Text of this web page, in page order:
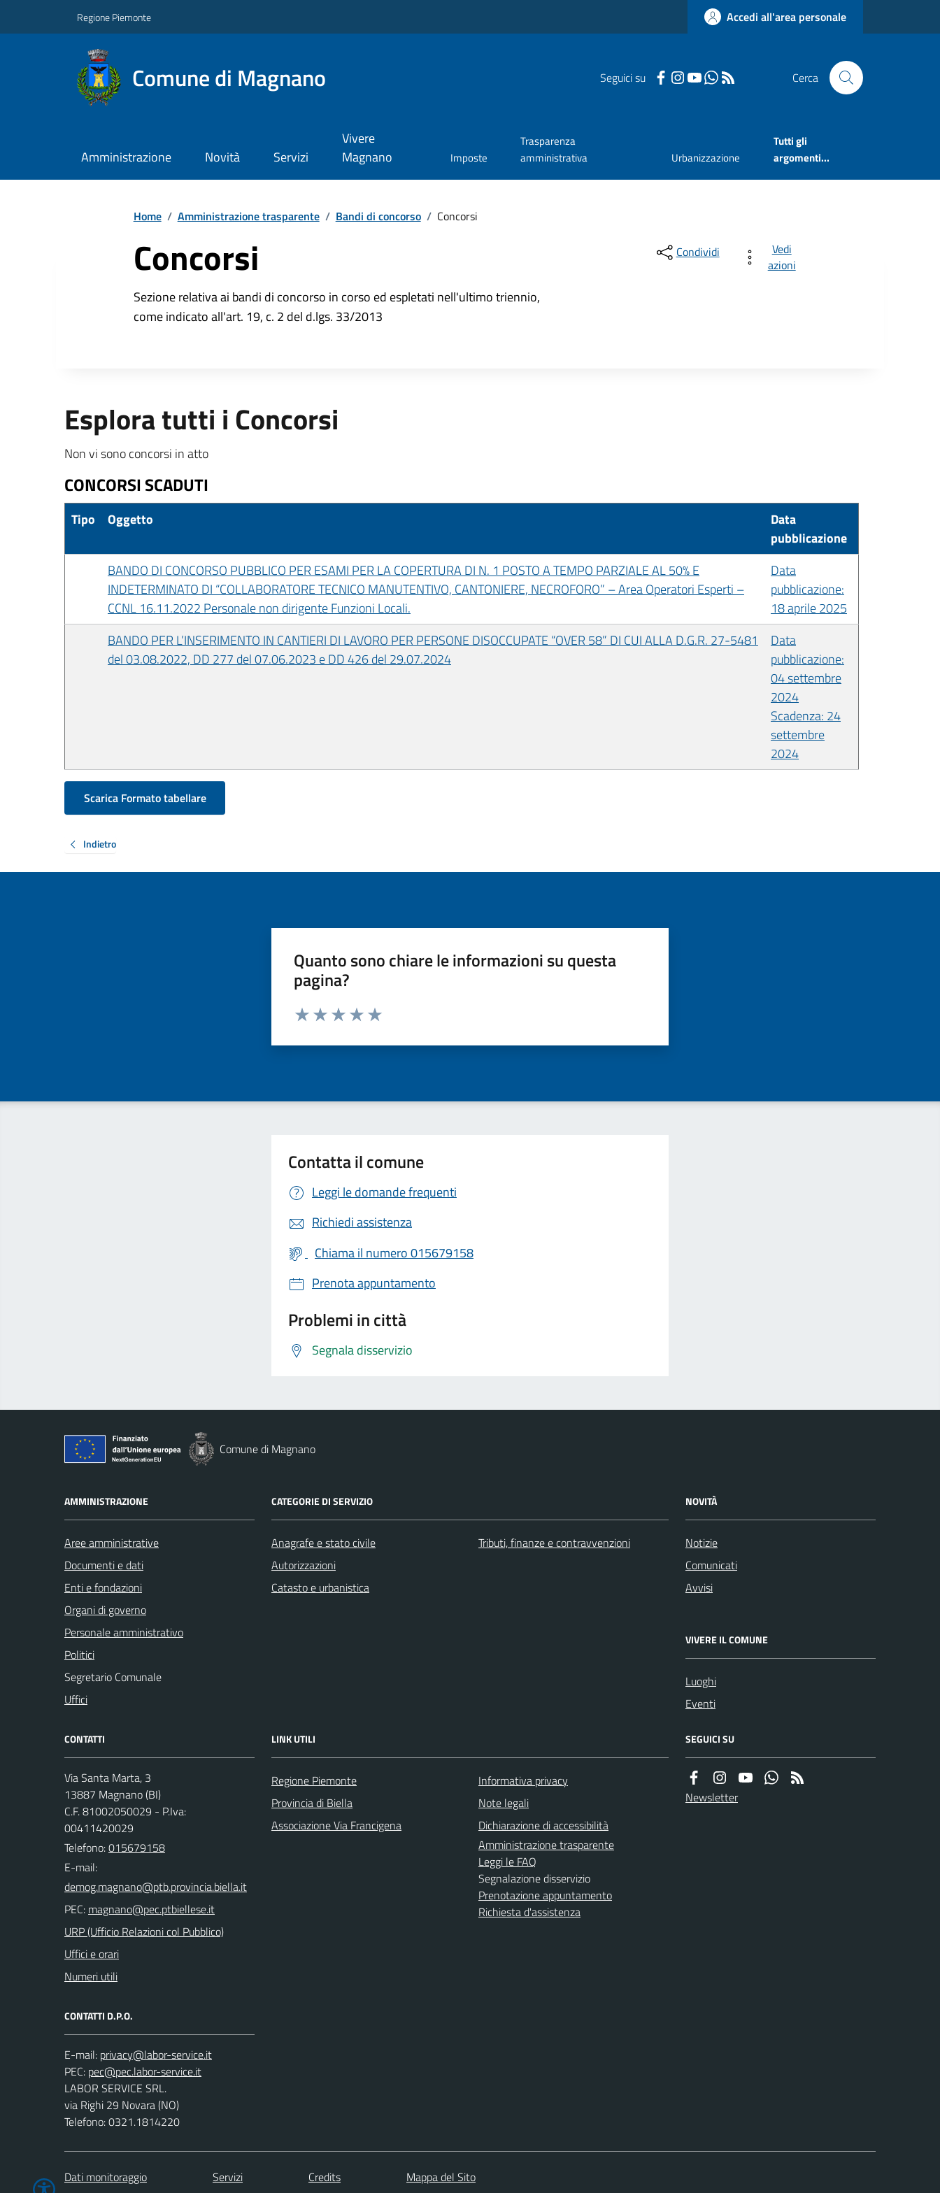
Regione Piemonte Accedi all'area personale
Comune di Magnano Seguici su Cerca
Amministrazione Novità Servizi
Vivere
Magnano
Imposte
Trasparenza
amministrativa
Urbanizzazione
Tutti gli
argomenti...
Home / Amministrazione trasparente / Bandi di concorso / Concorsi
Concorsi
Sezione relativa ai bandi di concorso in corso ed espletati nell'ultimo triennio,
come indicato all'art. 19, c. 2 del d.lgs. 33/2013
Condividi
Vedi
azioni
Esplora tutti i Concorsi
Non vi sono concorsi in atto
CONCORSI SCADUTI
Tipo Oggetto
Data
pubblicazione
BANDO DI CONCORSO PUBBLICO PER ESAMI PER LA COPERTURA DI N. 1 POSTO A TEMPO PARZIALE AL 50% E
INDETERMINATO DI “COLLABORATORE TECNICO MANUTENTIVO, CANTONIERE, NECROFORO” – Area Operatori Esperti –
CCNL 16.11.2022 Personale non dirigente Funzioni Locali.
Data
pubblicazione:
18 aprile 2025
BANDO PER L’INSERIMENTO IN CANTIERI DI LAVORO PER PERSONE DISOCCUPATE “OVER 58” DI CUI ALLA D.G.R. 27-5481
del 03.08.2022, DD 277 del 07.06.2023 e DD 426 del 29.07.2024
Data
pubblicazione:
04 settembre
2024
Scadenza: 24
settembre
2024
Scarica Formato tabellare
Indietro
Quanto sono chiare le informazioni su questa
pagina?
Valuta da 1 a 5 stelle la pagina
Contatta il comune
Leggi le domande frequenti
Richiedi assistenza
Chiama il numero 015679158
Prenota appuntamento
Problemi in città
Segnala disservizio
Comune di Magnano
AMMINISTRAZIONE
Aree amministrative
Documenti e dati
Enti e fondazioni
Organi di governo
Personale amministrativo
Politici
Segretario Comunale
Uffici
CATEGORIE DI SERVIZIO
Anagrafe e stato civile
Autorizzazioni
Catasto e urbanistica
Tributi, finanze e contravvenzioni
NOVITÀ
Notizie
Comunicati
Avvisi
VIVERE IL COMUNE
Luoghi
Eventi
CONTATTI
Via Santa Marta, 3
13887 Magnano (BI)
C.F. 81002050029 - P.Iva:
00411420029
Telefono:015679158
E-mail:
PEC:
URP (Ufficio Relazioni col Pubblico)
Uffici e orari
Numeri utili
CONTATTI D.P.O.
E-mail:
PEC:
LABOR SERVICE SRL.
via Righi 29 Novara (NO)
Telefono: 0321.1814220
LINK UTILI
Regione Piemonte
Provincia di Biella
Associazione Via Francigena
Informativa privacy
Note legali
Dichiarazione di accessibilità
Amministrazione trasparente
Leggi le FAQ
Segnalazione disservizio
Prenotazione appuntamento
Richiesta d'assistenza
SEGUICI SU
Newsletter
Dati monitoraggio Servizi Credits Mappa del Sito